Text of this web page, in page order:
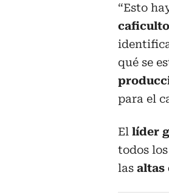
“Esto
qué se
para el
El líder
todos
las altas